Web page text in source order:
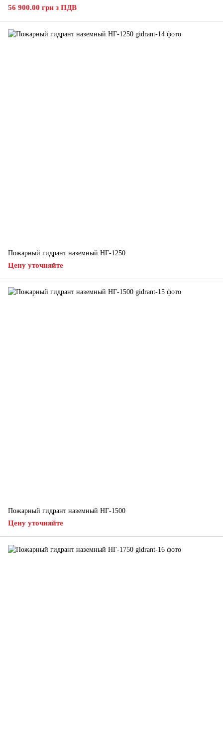
56 900.00 грн з ПДВ
Пожарный гидрант наземный НГ-1250
Цену уточняйте
Пожарный гидрант наземный НГ-1500
Цену уточняйте